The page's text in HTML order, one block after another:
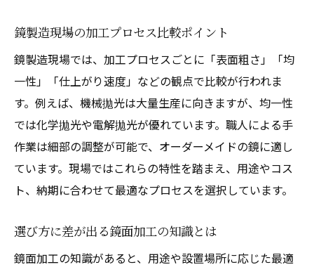
鏡製造現場の加工プロセス比較ポイント
鏡製造現場では、加工プロセスごとに「表面粗さ」「均
一性」「仕上がり速度」などの観点で比較が行われま
す。例えば、機械拋光は大量生産に向きますが、均一性
では化学拋光や電解拋光が優れています。職人による手
作業は細部の調整が可能で、オーダーメイドの鏡に適し
ています。現場ではこれらの特性を踏まえ、用途やコス
ト、納期に合わせて最適なプロセスを選択しています。
選び方に差が出る鏡面加工の知識とは
鏡面加工の知識があると、用途や設置場所に応じた最適